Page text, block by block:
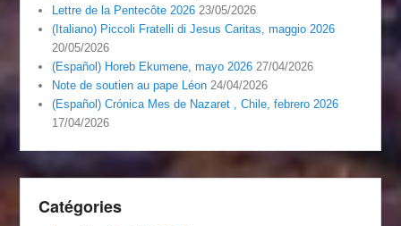
Lettre de la Pentecôte 2026 23/05/2026
(Italiano) Piccoli Fratelli di Jesus Caritas, maggio 2026
20/05/2026
(Español) Horeb Ekumene, mayo 2026 27/04/2026
Note de soutien au pape Léon 24/04/2026
(Español) Crónica Mes de Nazaret , Chile, febrero 2026
17/04/2026
Catégories